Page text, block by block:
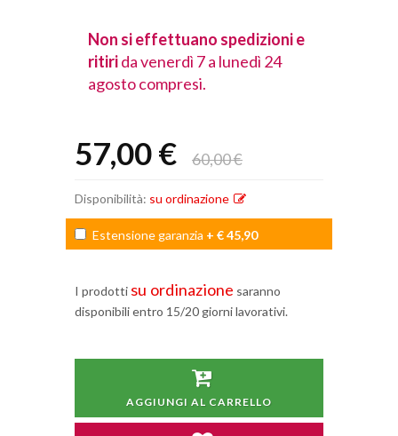
Non si effettuano spedizioni e
ritirida venerdì 7 a lunedì 24
agosto compresi.
57,00 € 60,00 €
Disponibilità: su ordinazione
Estensione garanzia + € 45,90
I prodotti su ordinazione saranno
disponibili entro 15/20 giorni lavorativi.
AGGIUNGI AL CARRELLO